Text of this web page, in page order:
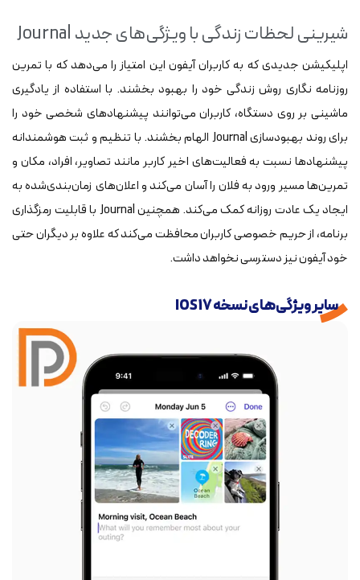
شیرینی لحظات زندگی با ویژگی‌های جدید Journal
اپلیکیشن جدیدی که به کاربران آیفون این امتیاز را می‌دهد که با تمرین
روزنامه نگاری روش زندگی خود را بهبود بخشند. با استفاده از یادگیری
ماشینی بر روی دستگاه، کاربران می‌توانند پیشنهادهای شخصی‌ خود را
برای روند بهبودسازی Journal الهام بخشند. با تنظیم و ثبت هوشمندانه
پیشنهادها نسبت به فعالیت‌های اخیر کاربر مانند تصاویر، افراد، مکان و
تمرین‌ها مسیر ورود به فلان را آسان می‌کند و اعلان‌های زمان‌بندی‌شده به
ایجاد یک عادت روزانه کمک می‌کند. همچنین Journal با قابلیت رمزگذاری
برنامه، از حریم خصوصی کاربران محافظت می‌کند که علاوه بر دیگران حتی
خود آیفون نیز دسترسی نخواهد داشت.
سایر ویژگی‌های نسخه IOS 17